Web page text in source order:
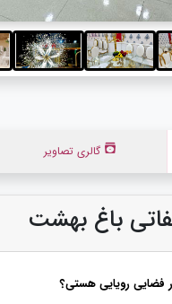
گالری تصاویر
باغ بهشت
فضایی رویایی هستی؟